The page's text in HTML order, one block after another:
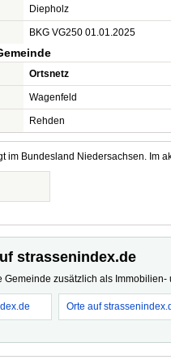
Diepholz
BKG VG250 01.01.2025
Ortsnetz
Wagenfeld
Rehden
im Bundesland Niedersachsen. Im
strassenindex.de
Gemeinde zusätzlich als
Orte auf